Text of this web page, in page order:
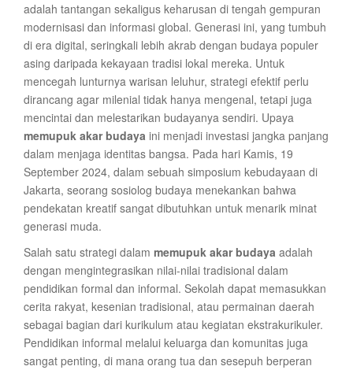
adalah tantangan sekaligus keharusan di tengah gempuran
modernisasi dan informasi global. Generasi ini, yang tumbuh
di era digital, seringkali lebih akrab dengan budaya populer
asing daripada kekayaan tradisi lokal mereka. Untuk
mencegah lunturnya warisan leluhur, strategi efektif perlu
dirancang agar milenial tidak hanya mengenal, tetapi juga
mencintai dan melestarikan budayanya sendiri. Upaya
memupuk akar budaya ini menjadi investasi jangka panjang
dalam menjaga identitas bangsa. Pada hari Kamis, 19
September 2024, dalam sebuah simposium kebudayaan di
Jakarta, seorang sosiolog budaya menekankan bahwa
pendekatan kreatif sangat dibutuhkan untuk menarik minat
generasi muda.
Salah satu strategi dalam memupuk akar budaya adalah
dengan mengintegrasikan nilai-nilai tradisional dalam
pendidikan formal dan informal. Sekolah dapat memasukkan
cerita rakyat, kesenian tradisional, atau permainan daerah
sebagai bagian dari kurikulum atau kegiatan ekstrakurikuler.
Pendidikan informal melalui keluarga dan komunitas juga
sangat penting, di mana orang tua dan sesepuh berperan